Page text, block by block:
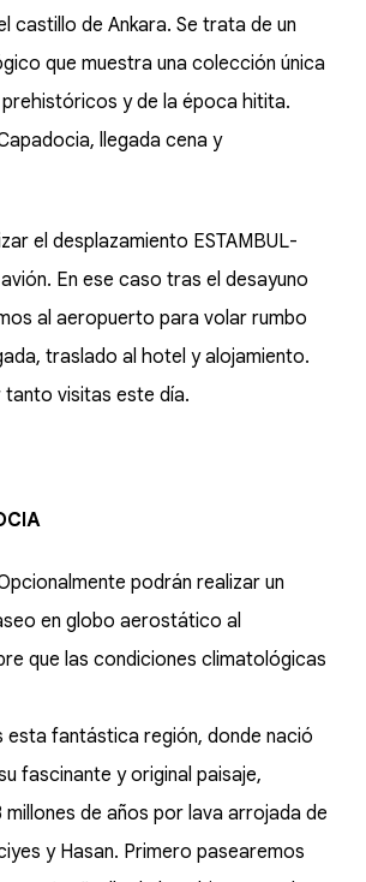
castillo de Ankara. Se trata de un
que muestra una colección única
y de la época hitita.
llegada cena y
el desplazamiento ESTAMBUL-
En ese caso tras el desayuno
al aeropuerto para volar rumbo
traslado al hotel y alojamiento.
visitas este día.
podrán realizar un
en globo aerostático al
que las condiciones climatológicas
esta fantástica región, donde nació
fascinante y original paisaje,
de años por lava arrojada de
y Hasan. Primero pasearemos